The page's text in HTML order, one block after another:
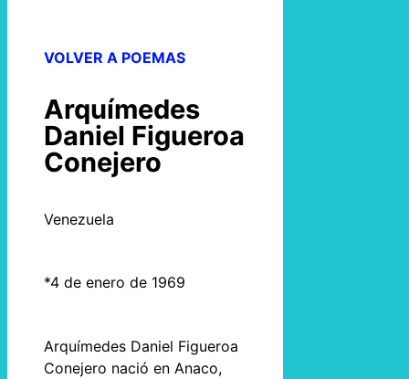
VOLVER A POEMAS
Arquímedes
Daniel Figueroa
Conejero
Venezuela
*4 de enero de 1969
Arquímedes Daniel Figueroa
Conejero nació en Anaco,